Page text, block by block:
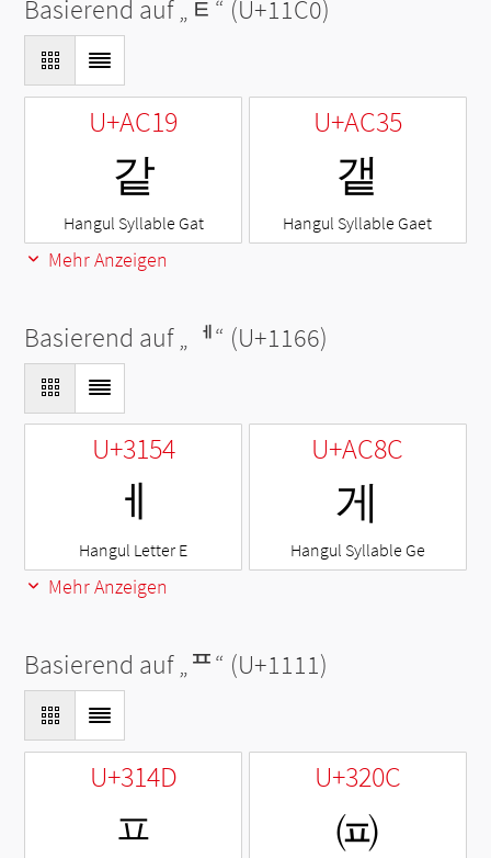
Basierend auf „ ᇀ “ (U+11C0)
U+AC19
같
Hangul Syllable Gat
U+AC35
갵
Hangul Syllable Gaet
Mehr Anzeigen
Basierend auf „ ᅦ“ (U+1166)
U+3154
ㅔ
Hangul Letter E
U+AC8C
게
Hangul Syllable Ge
Mehr Anzeigen
Basierend auf „ᄑ“ (U+1111)
U+314D
ㅍ
U+320C
㈌